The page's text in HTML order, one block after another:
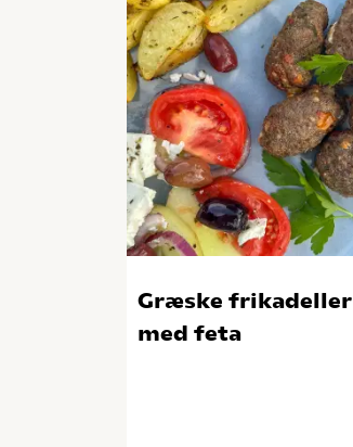
Græske frikadeller
med feta